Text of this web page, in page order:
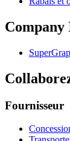
Company
Fournisseur